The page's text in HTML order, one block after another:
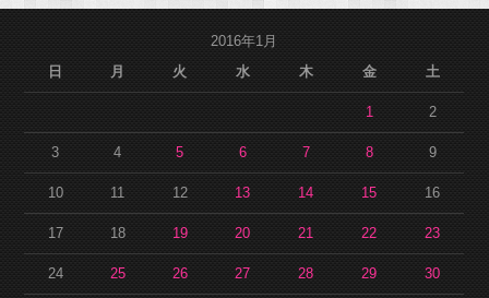
2016年1月
日
月 火 水 木 金 土
1 2
3 4 5 6 7 8 9
10 11 12 13 14 15 16
17 18 19 20 21 22 23
24 25 26 27 28 29 30